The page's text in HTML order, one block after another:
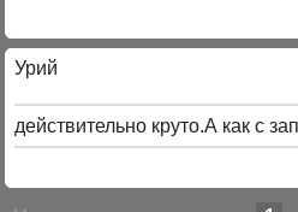
Урий
действительно круто.А как с